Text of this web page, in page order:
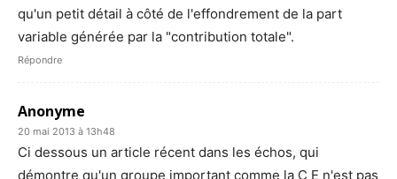
qu'un petit détail à côté de l'effondrement de la part
variable générée par la "contribution totale".
Répondre
Anonyme
20 mai 2013 à 13h48
Ci dessous un article récent dans les échos, qui
démontre qu'un groupe important comme la C E n'est pas